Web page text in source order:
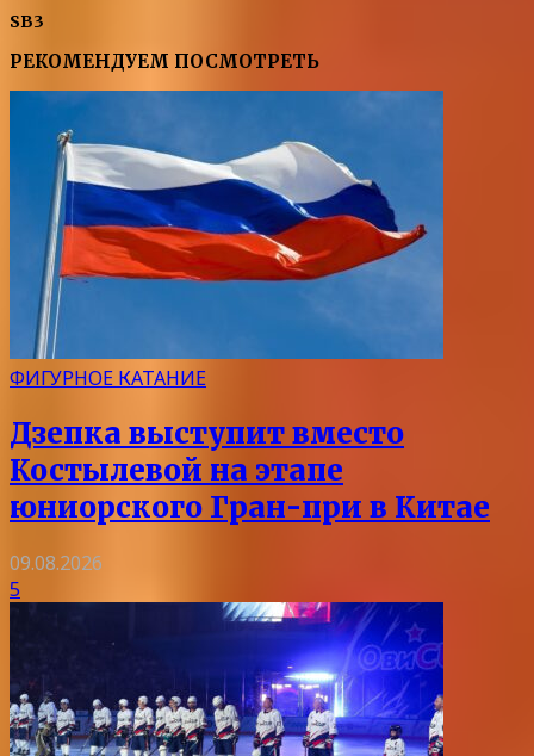
SB3
РЕКОМЕНДУЕМ ПОСМОТРЕТЬ
ФИГУРНОЕ КАТАНИЕ
Дзепка выступит вместо
Костылевой на этапе
юниорского Гран-при в Китае
09.08.2026
5